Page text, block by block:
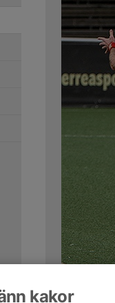
Kommentarer
kakor